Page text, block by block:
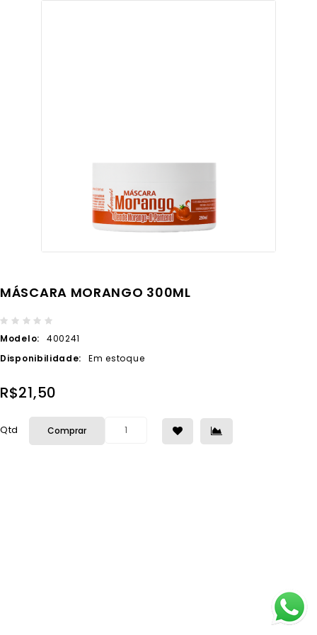
MÁSCARA MORANGO 300ML
Modelo:
400241
Disponibilidade:
Em estoque
R$21,50
Qtd Comprar